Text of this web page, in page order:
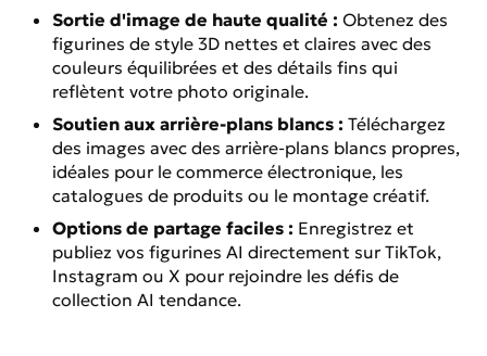
Sortie d'image de haute qualité : Obtenez des
figurines de style 3D nettes et claires avec des
couleurs équilibrées et des détails fins qui
reflètent votre photo originale.
Soutien aux arrière-plans blancs : Téléchargez
des images avec des arrière-plans blancs propres,
idéales pour le commerce électronique, les
catalogues de produits ou le montage créatif.
Options de partage faciles : Enregistrez et
publiez vos figurines AI directement sur TikTok,
Instagram ou X pour rejoindre les défis de
collection AI tendance.